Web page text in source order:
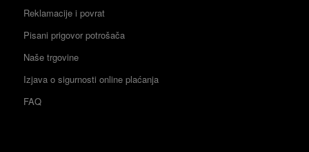
Reklamacije i povrat
Pisani prigovor potrošača
Naše trgovine
Izjava o sigurnosti online plaćanja
FAQ